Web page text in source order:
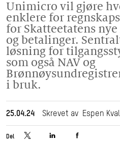
Unimicro vil gjøre
enklere for
for Skatteetatens
og betalinger.
løsning for
som også NAV og
i bruk.
25.04.24 Skrevet av Espen
Del